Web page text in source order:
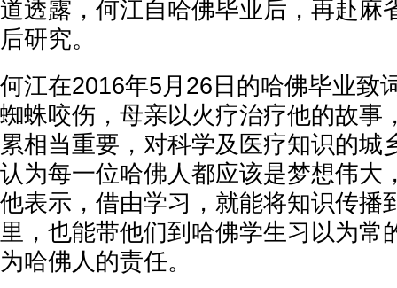
道透露，何江自哈佛毕业后，再赴麻
后研究。
何江在2016年5月26日的哈佛毕业致
蜘蛛咬伤，母亲以火疗治疗他的故事
累相当重要，对科学及医疗知识的城
认为每一位哈佛人都应该是梦想伟大
他表示，借由学习，就能将知识传播
里，也能带他们到哈佛学生习以为常
为哈佛人的责任。